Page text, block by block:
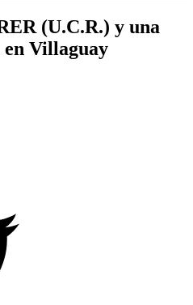
(U.C.R.) y una
Villaguay